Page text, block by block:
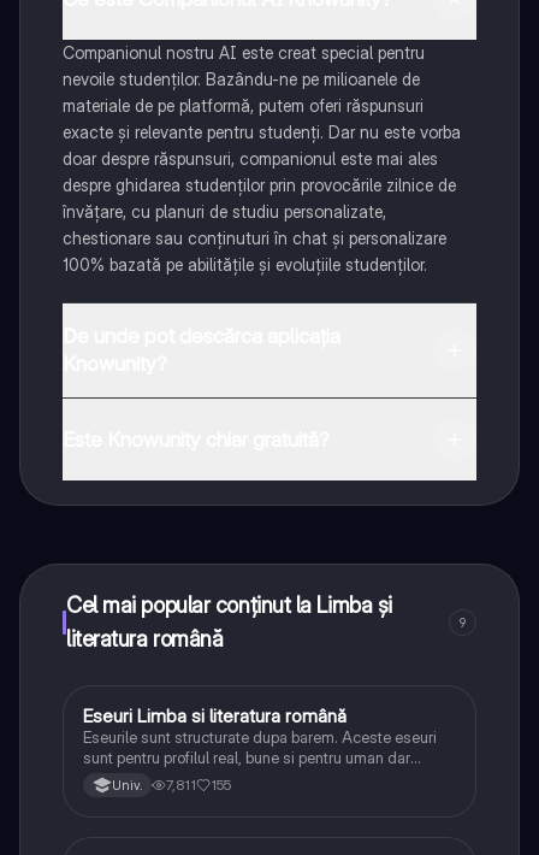
Companionul nostru AI este creat special pentru
nevoile studenților. Bazându-ne pe milioanele de
materiale de pe platformă, putem oferi răspunsuri
exacte și relevante pentru studenți. Dar nu este vorba
doar despre răspunsuri, companionul este mai ales
despre ghidarea studenților prin provocările zilnice de
învățare, cu planuri de studiu personalizate,
chestionare sau conținuturi în chat și personalizare
100% bazată pe abilitățile și evoluțiile studenților.
Cel mai popular conținut la Limba și
literatura română
9
Limba și literatura română
Eseuri Limba si literatura română
Eseurile sunt structurate dupa barem. Aceste eseuri
sunt pentru profilul real, bune si pentru uman dar
lipsesc relatiile dintre personaje si caracrerizarile.
Univ. 7,811 155